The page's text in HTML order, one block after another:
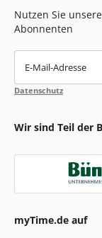
Nutzen Sie
Abonnenten
E-Mail-Adresse
Datenschutz
Wir sind Teil der
myTime.de auf